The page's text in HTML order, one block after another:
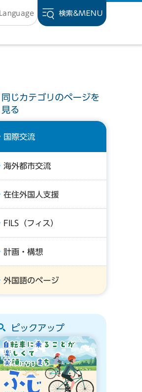
Language 検索&MENU
同じカテゴリのページを
見る
国際交流
海外都市交流
在住外国人支援
FILS（フィス）
計画・構想
外国語のページ
ピックアップ